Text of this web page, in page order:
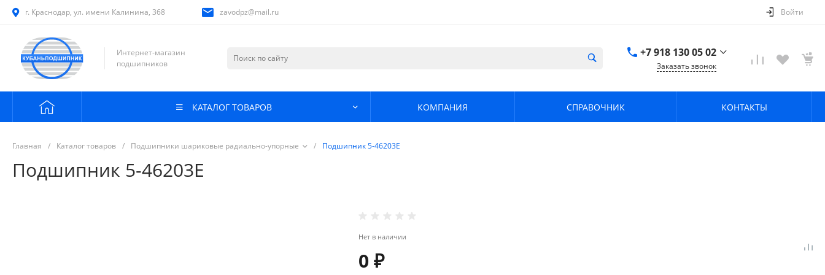
г. Краснодар, ул. имени Калинина, 368 zavodpz@mail.ru Войти
Интернет-магазин
подшипников
+7 918 130 05 02
Заказать звонок
КАТАЛОГ ТОВАРОВ КОМПАНИЯ СПРАВОЧНИК КОНТАКТЫ
Главная / Каталог товаров / Подшипники шариковые радиально-упорные / Подшипник 5-46203Е
Подшипник 5-46203Е
Нет в наличии
0 ₽